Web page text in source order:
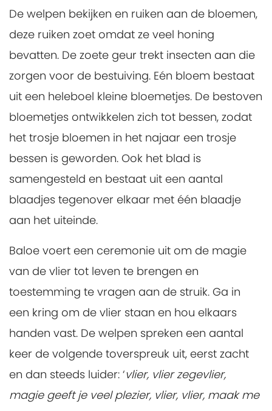
De welpen bekijken en ruiken aan de bloemen,
deze ruiken zoet omdat ze veel honing
bevatten. De zoete geur trekt insecten aan die
zorgen voor de bestuiving. Eén bloem bestaat
uit een heleboel kleine bloemetjes. De bestoven
bloemetjes ontwikkelen zich tot bessen, zodat
het trosje bloemen in het najaar een trosje
bessen is geworden. Ook het blad is
samengesteld en bestaat uit een aantal
blaadjes tegenover elkaar met één blaadje
aan het uiteinde.
Baloe voert een ceremonie uit om de magie
van de vlier tot leven te brengen en
toestemming te vragen aan de struik. Ga in
een kring om de vlier staan en hou elkaars
handen vast. De welpen spreken een aantal
keer de volgende toverspreuk uit, eerst zacht
en dan steeds luider: ‘vlier, vlier zegevlier,
magie geeft je veel plezier, vlier, vlier, maak me